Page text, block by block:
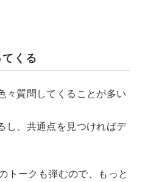
てくる
々質問してくることが多い
し、共通点を見つければデ
トークも弾むので、もっと